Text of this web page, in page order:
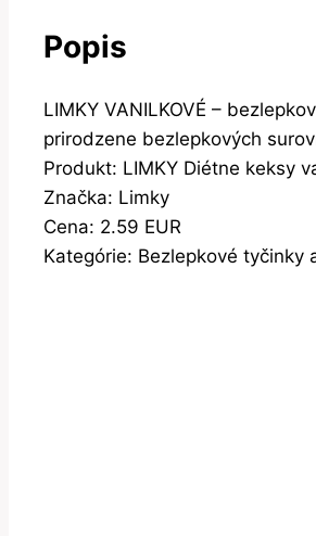
Popis
LIMKY VANILKOVÉ –
prirodzene bezlepkových
Produkt: LIMKY Diétne keksy
Značka: Limky
Cena: 2.59 EUR
Kategórie: Bezlepkové tyčinky